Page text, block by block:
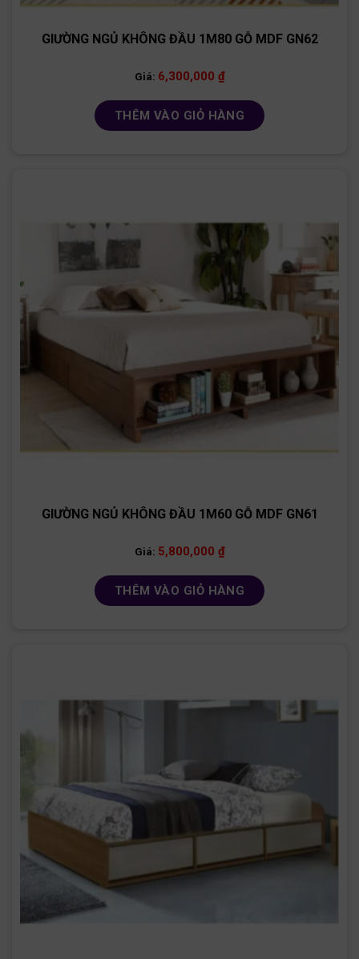
GIƯỜNG NGỦ KHÔNG ĐẦU 1M80 GỖ MDF GN62
Giá: 6,300,000 ₫
THÊM VÀO GIỎ HÀNG
GIƯỜNG NGỦ KHÔNG ĐẦU 1M60 GỖ MDF GN61
Giá: 5,800,000 ₫
THÊM VÀO GIỎ HÀNG